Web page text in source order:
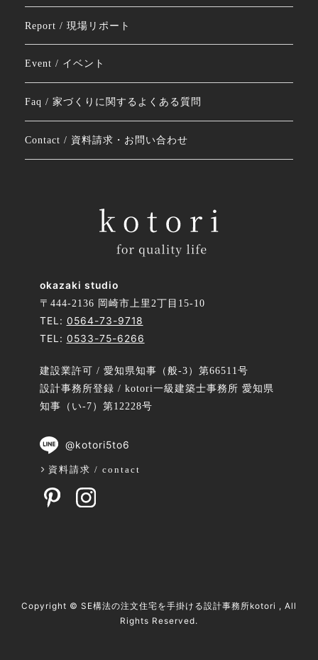
okazaki studio
〒444-2136 岡崎市上里2丁目15-10
TEL: 0564-73-9718
TEL: 0533-75-6266
建設業許可 / 愛知県知事（般-3）第66511号
設計事務所登録 / kotori一級建築士事務所 愛知県
知事（い-7）第12228号
@kotori5to6
資料請求 / contact
Report / 現場リポート
Event / イベント
Faq / 家づくりに関するよくある質問
Contact / 資料請求・お問い合わせ
Copyright © SE構法の注文住宅を手掛ける設計事務所kotori , All
Rights Reserved.